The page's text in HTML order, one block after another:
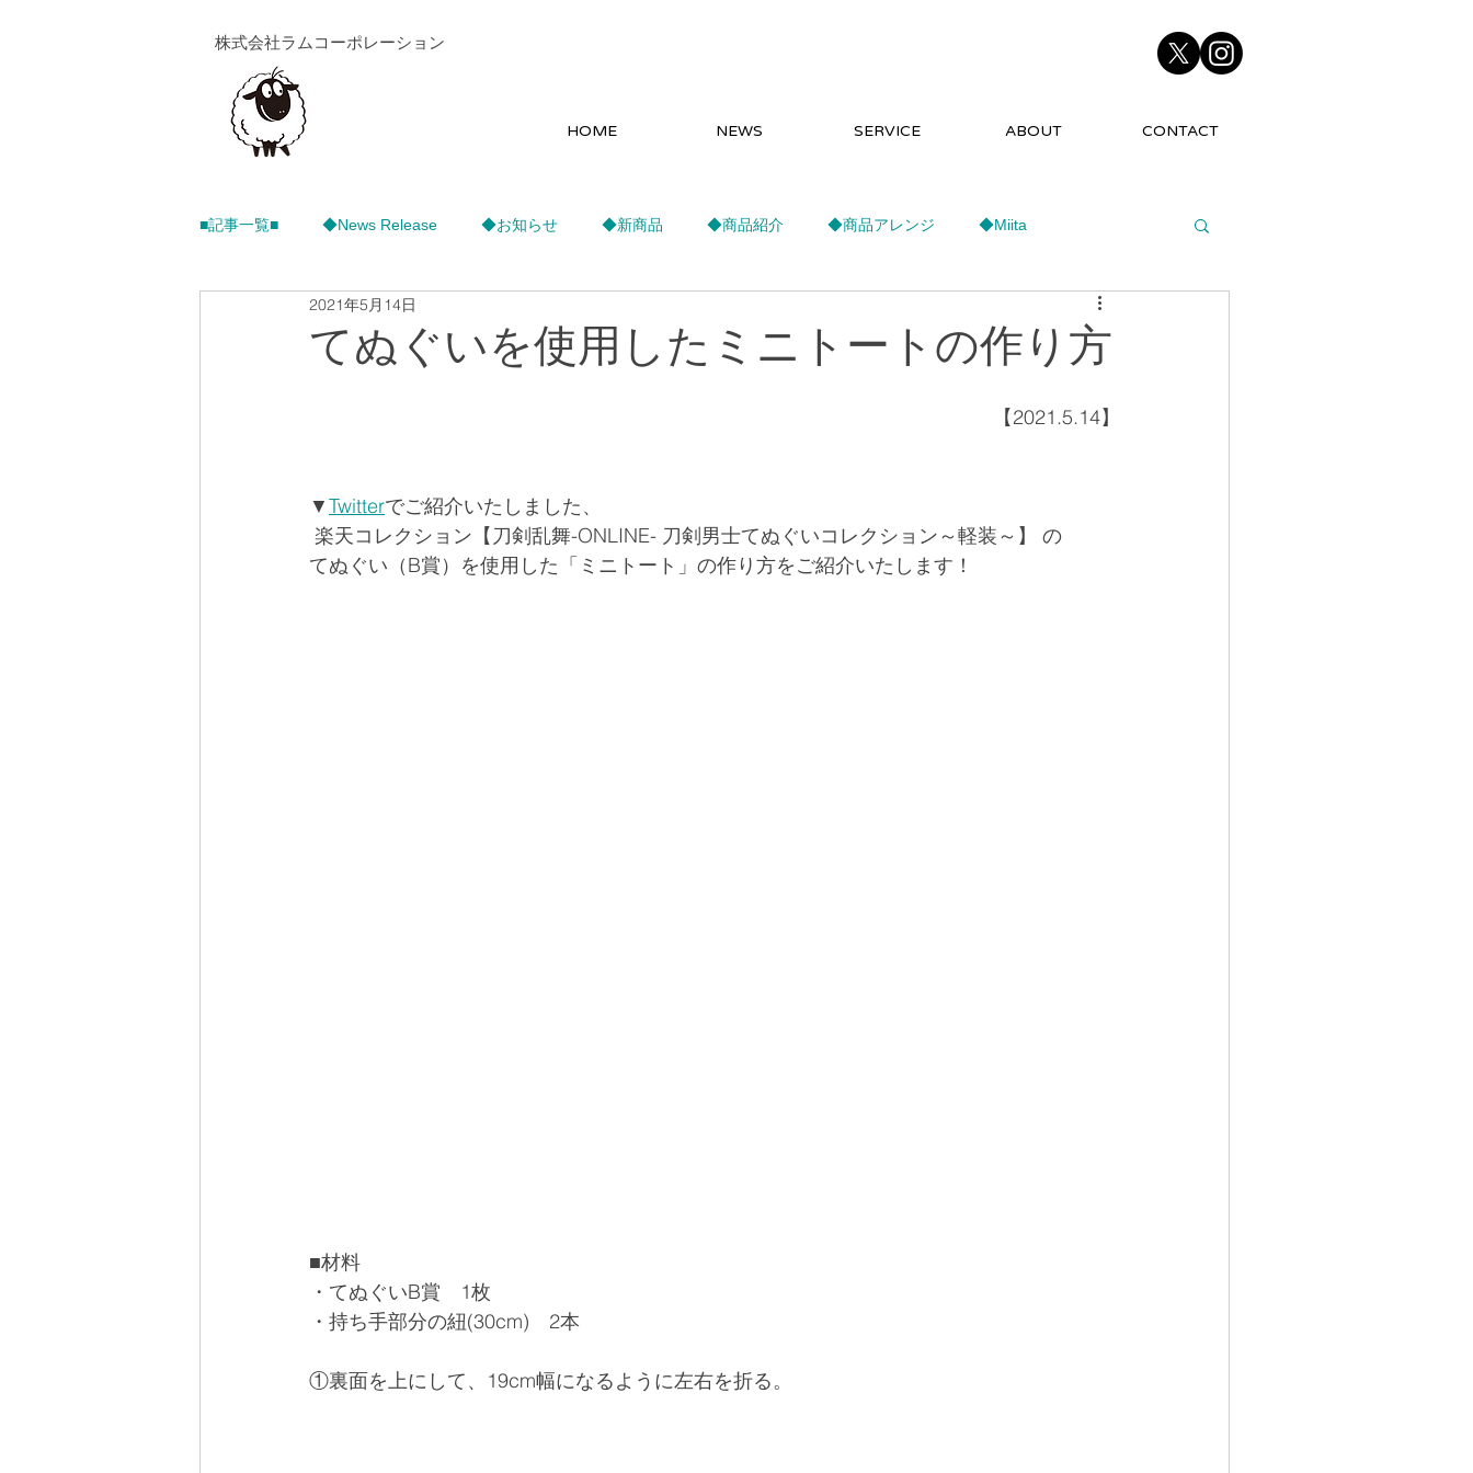
株式会社ラムコーポレーション
HOME NEWS SERVICE ABOUT CONTACT
■記事一覧■ ◆News Release ◆お知らせ ◆新商品 ◆商品紹介 ◆商品アレンジ ◆Miita
てぬぐいを使用したミニトートの作り方
2021年5月14日
【2021.5.14】
▼Twitterでご紹介いたしました、
楽天コレクション【刀剣乱舞-ONLINE- 刀剣男士てぬぐいコレクション～軽装～】 の
てぬぐい（B賞）を使用した「ミニトート」の作り方をご紹介いたします！
■材料
・てぬぐいB賞　1枚
・持ち手部分の紐(30cm)　2本
①裏面を上にして、19cm幅になるように左右を折る。